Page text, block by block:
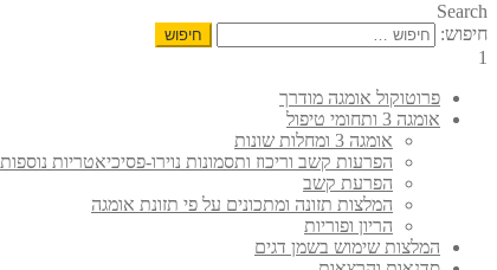
Search
חיפוש:
1
פרוטוקול אומגה מודרך
אומגה 3 ותחומי טיפול
אומגה 3 ומחלות שונות
הפרעות קשב וריכוז ותסמונות נוירו-פסיכיאטריות נוספות
הפרעת קשב
המלצות תזונה ומתכונים על פי תזונת אומגה
הריון ופוריות
המלצות שימוש בשמן דגים